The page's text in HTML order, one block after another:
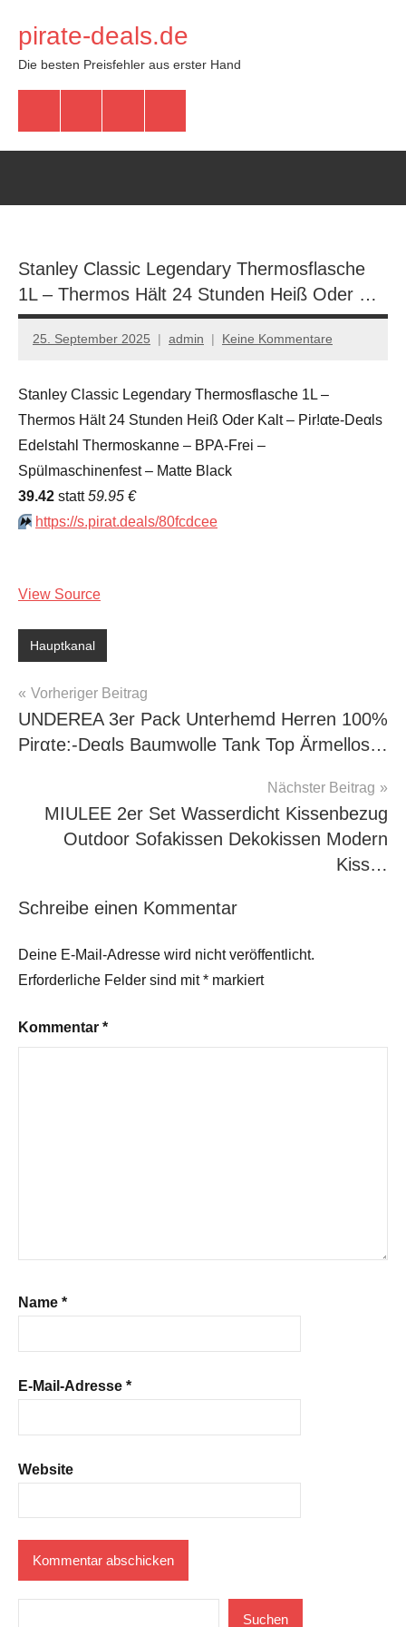
Inhalt
springen
pirate-deals.de
Die besten Preisfehler aus erster Hand
Stanley Classic Legendary Thermosflasche
1L – Thermos Hält 24 Stunden Heiß Oder …
25. September 2025 admin Keine Kommentare
Stanley Classic Legendary Thermosflasche 1L –
Thermos Hält 24 Stunden Heiß Oder Kalt – Pir!αtе-Dеαls
Edelstahl Thermoskanne – BPA-Frei –
Spülmaschinenfest – Matte Black
39.42 statt59.95 €
⏩️ https://s.pirat.deals/80fcdcee
View Source
Hauptkanal
Beitragsnavigation
Vorheriger Beitrag
UNDEREA 3er Pack Unterhemd Herren 100%
Pirαtе:-Dеαls Baumwolle Tank Top Ärmellos…
Nächster Beitrag
MIULEE 2er Set Wasserdicht Kissenbezug
Outdoor Sofakissen Dekokissen Modern
Kiss…
Schreibe einen Kommentar
Deine E-Mail-Adresse wird nicht veröffentlicht.
Erforderliche Felder sind mit* markiert
Kommentar *
Name *
E-Mail-Adresse *
Website
Suchen